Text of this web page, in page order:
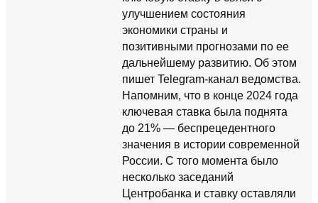
улучшением состояния
экономики страны и
позитивными прогнозами по ее
дальнейшему развитию. Об этом
пишет Telegram-канал ведомства.
Напомним, что в конце 2024 года
ключевая ставка была поднята
до 21% — беспрецедентного
значения в истории современной
России. С того момента было
несколько заседаний
Центробанка и ставку оставляли